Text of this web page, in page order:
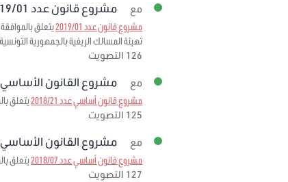
مع مشروع قانون عدد 2019/01 برمته
مشروع قانون عدد 2019/01
تهيئة المسالك الريفية بالجمهورية
126 التصويت
مع مشروع القانون الأساسي عدد 2018/
مشروع قانون أساسي عدد 2018/21
يتعلق
125 التصويت
مع مشروع القانون الأساسي عدد 2018/
مشروع قانون أساسي عدد 2018/07
يتعلق بالموافقة على
127 التصويت